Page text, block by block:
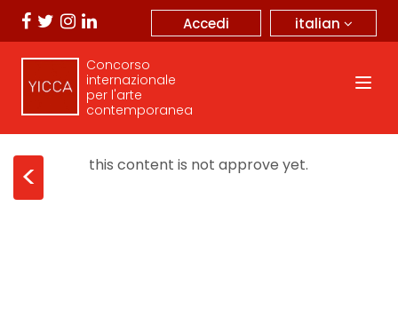
italian
Accedi
Concorso
internazionale
per l'arte
contemporanea
< this content is not approve yet.